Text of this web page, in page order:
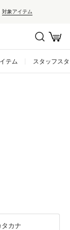
対象アイテム
テム スタッフス
タカナ